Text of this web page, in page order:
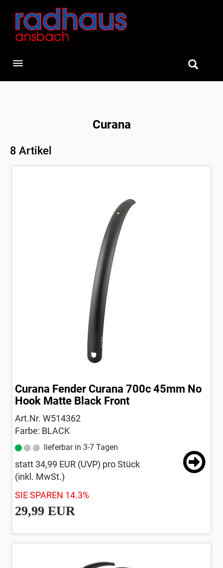
Toggle navigation
Curana
8 Artikel
Curana Fender Curana 700c 45mm No
Hook Matte Black Front
Art.Nr. W514362
Farbe: BLACK
lieferbar in 3-7 Tagen
statt 34,99 EUR (UVP) pro Stück
(inkl. MwSt.)
SIE SPAREN 14.3%
29,99 EUR